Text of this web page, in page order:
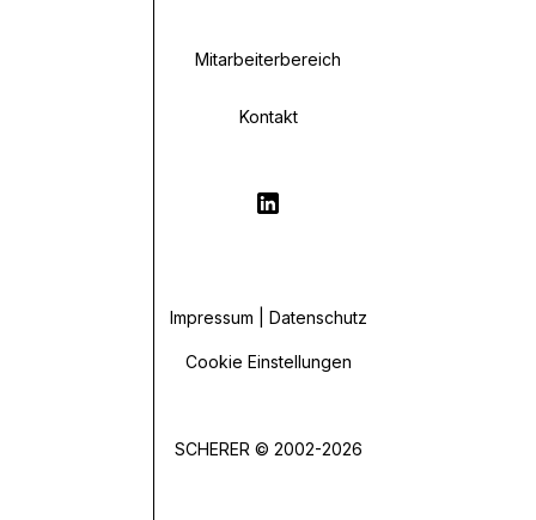
Mitarbeiterbereich
Kontakt
SCHERER © 2002-2026
Impressum | Datenschutz
Cookie Einstellungen